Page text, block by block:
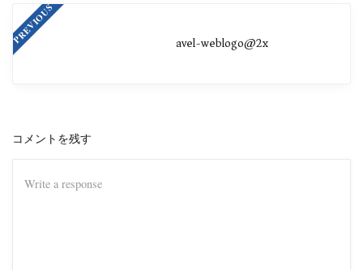
PREVIOUS avel-weblogo@2x
コメントを残す